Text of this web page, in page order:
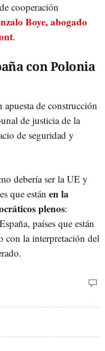
cooperación
Boye, abogado
.
con Polonia
de construcción
de justicia de la
de seguridad y
debería ser la UE y
que están en la
plenos:
países que están
con la interpretación del